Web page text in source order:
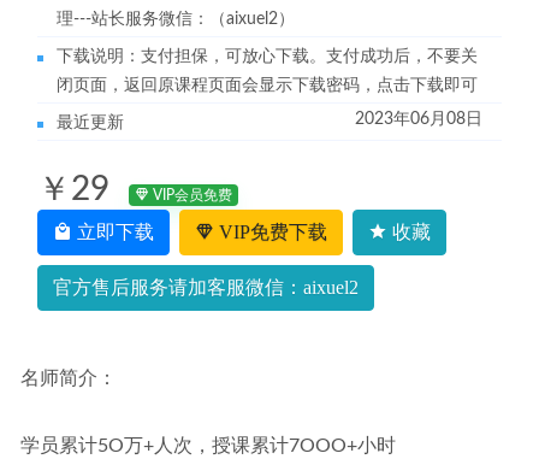
理---站长服务微信：（aixuel2）
下载说明：支付担保，可放心下载。支付成功后，不要关
闭页面，返回原课程页面会显示下载密码，点击下载即可
最近更新 2023年06月08日
￥29 VIP会员免费
立即下载 VIP免费下载 收藏
官方售后服务请加客服微信：aixuel2
名师简介：
学员累计5O万+人次，授课累计7OOO+小时
21年6月商志英语六级考证全程视频教程+讲义-听力/阅读/词
汇/翻译等 2022-12-02
学魁榜魏子元高中历史视频教程+讲义全套课程 2022-07-31
赵礼显高中数学网课2023赵礼显高一数学全年班（暑假班
高中生物网课教程2023于佳卉高三生物视频教程学习资料下
2022-11-11